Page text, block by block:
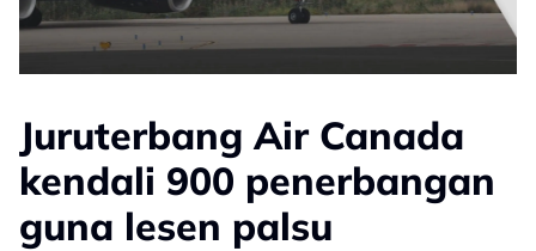
Juruterbang Air Canada
kendali 900 penerbangan
guna lesen palsu